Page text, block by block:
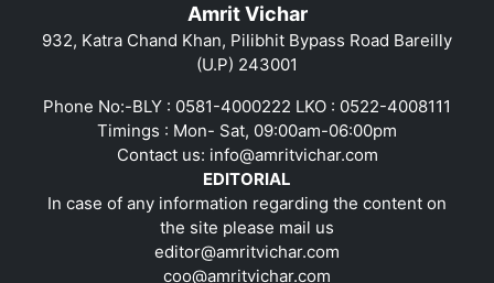
Amrit Vichar
932, Katra Chand Khan, Pilibhit Bypass Road Bareilly
(U.P) 243001
Phone No:-BLY : 0581-4000222 LKO : 0522-4008111
Timings : Mon- Sat, 09:00am-06:00pm
Contact us: info@amritvichar.com
EDITORIAL
In case of any information regarding the content on
the site please mail us
editor@amritvichar.com
coo@amritvichar.com